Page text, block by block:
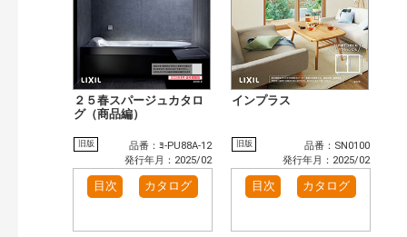
２５春スパージュカタロ
グ（商品編）
旧版
品番：ﾖ-PU88A-12
発行年月：2025/02
目次 カタログ
インプラス
旧版
品番：SN0100
発行年月：2025/02
目次 カタログ